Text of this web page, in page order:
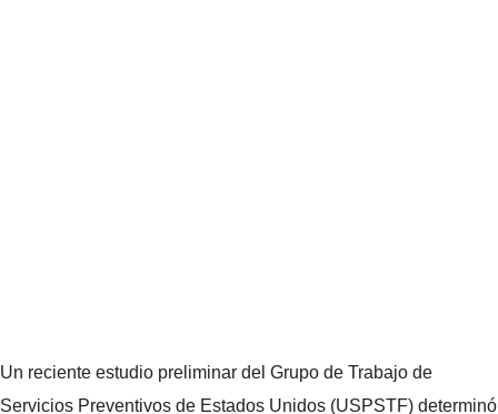
Un reciente estudio preliminar del Grupo de Trabajo de
Servicios Preventivos de Estados Unidos (USPSTF) determinó